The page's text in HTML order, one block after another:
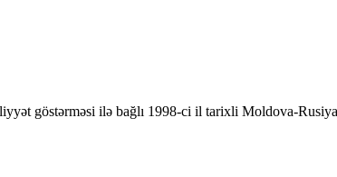
göstərməsi ilə bağlı 1998-ci il tarixli Moldova-